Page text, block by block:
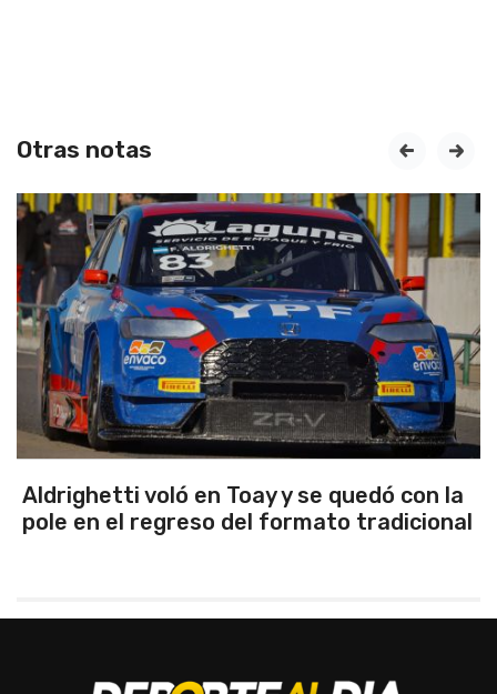
Otras notas
Emanuel Ance, subcampeón nacional en
Rosario
prev next